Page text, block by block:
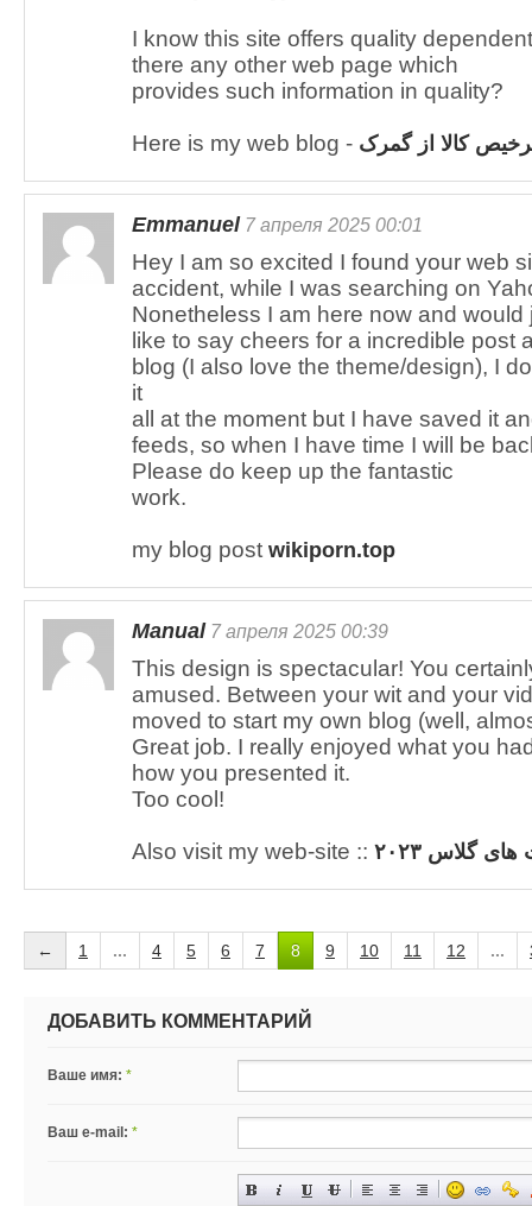
I know this site offers quality
there any other web page which
provides such information in quality?
Here is my web blog - کالا از گمرک
Emmanuel7 апреля 2025 00:01
Hey I am so excited I found your web
accident, while I was searching on
Nonetheless I am here now and would
like to say cheers for a incredible post
blog (I also love the theme/design), I
it
all at the moment but I have saved it
feeds, so when I have time I will be
Please do keep up the fantastic
work.
my blog post wikiporn.top
Manual7 апреля 2025 00:39
This design is spectacular! You
amused. Between your wit and your
moved to start my own blog (well,
Great job. I really enjoyed what you
how you presented it.
Too cool!
Also visit my web-site :: گلاس ۲۰۲۳
← 1 ... 4 5 6 7 8 9 10 11 12 ...
ДОБАВИТЬ КОММЕНТАРИЙ
Ваше имя: *
Ваш e-mail: *